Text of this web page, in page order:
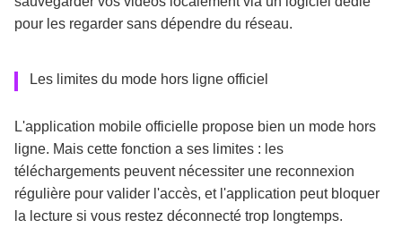
pour les regarder sans dépendre du réseau.
Les limites du mode hors ligne officiel
L'application mobile officielle propose bien un mode hors
ligne. Mais cette fonction a ses limites : les
téléchargements peuvent nécessiter une reconnexion
régulière pour valider l'accès, et l'application peut bloquer
la lecture si vous restez déconnecté trop longtemps.